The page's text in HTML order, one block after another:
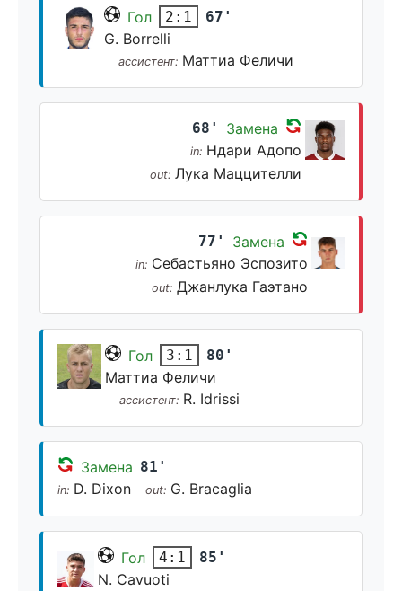
Гол 2:1 67'
G. Borrelli
ассистент: Маттиа Феличи
68' Замена
in: Ндари Адопо
out: Лука Маццителли
77' Замена
in: Себастьяно Эспозито
out: Джанлука Гаэтано
Гол 3:1 80'
Маттиа Феличи
ассистент: R. Idrissi
Замена 81'
in: D. Dixon out: G. Bracaglia
Гол 4:1 85'
N. Cavuoti